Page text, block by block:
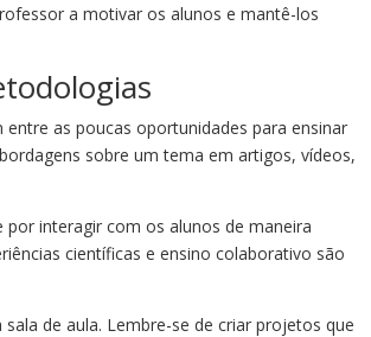
a motivar os alunos e mantê-los
as poucas oportunidades para ensinar
sobre um tema em artigos, vídeos,
interagir com os alunos de maneira
científicas e ensino colaborativo são
de aula. Lembre-se de criar projetos que